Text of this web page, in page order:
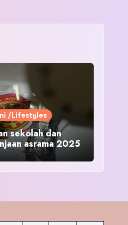
/Lifestyles
sekolah dan
asrama 2025